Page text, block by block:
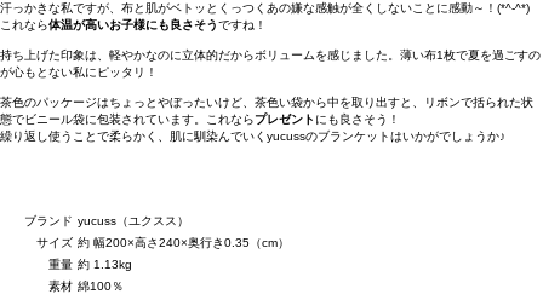
汗っかきな私ですが、布と肌がベトッとくっつくあの嫌な感触が全くしないことに感動～！(*^-^*)
これなら体温が高いお子様にも良さそうですね！
持ち上げた印象は、軽やかなのに立体的だからボリュームを感じました。薄い布1枚で夏を過ごすの
が心もとない私にピッタリ！
茶色のパッケージはちょっとやぼったいけど、茶色い袋から中を取り出すと、リボンで括られた状
態でビニール袋に包装されています。これならプレゼント にも良さそう！
繰り返し使うことで柔らかく、肌に馴染んでいくyucussのブランケットはいかがでしょうか♪
ブランド yucuss（ユクスス）
サイズ 約 幅200×高さ240×奥行き0.35（cm）
重量 約 1.13kg
素材 綿100％